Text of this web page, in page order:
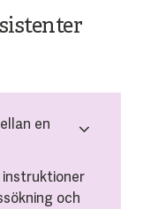
en
och